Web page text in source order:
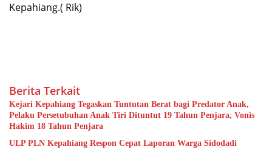
Kepahiang.( Rik)
Berita Terkait
Kejari Kepahiang Tegaskan Tuntutan Berat bagi Predator Anak,
Pelaku Persetubuhan Anak Tiri Dituntut 19 Tahun Penjara, Vonis
Hakim 18 Tahun Penjara
ULP PLN Kepahiang Respon Cepat Laporan Warga Sidodadi